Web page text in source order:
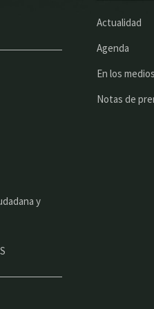
y
Actualidad
Agenda
En los medios
Notas de